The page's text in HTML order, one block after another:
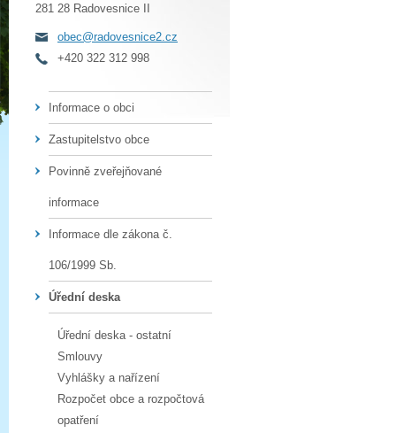
281 28 Radovesnice II
obec@radovesnice2.cz
+420 322 312 998
Informace o obci
Zastupitelstvo obce
Povinně zveřejňované
informace
Informace dle zákona č.
106/1999 Sb.
Úřední deska
Úřední deska - ostatní
Smlouvy
Vyhlášky a nařízení
Rozpočet obce a rozpočtová
opatření